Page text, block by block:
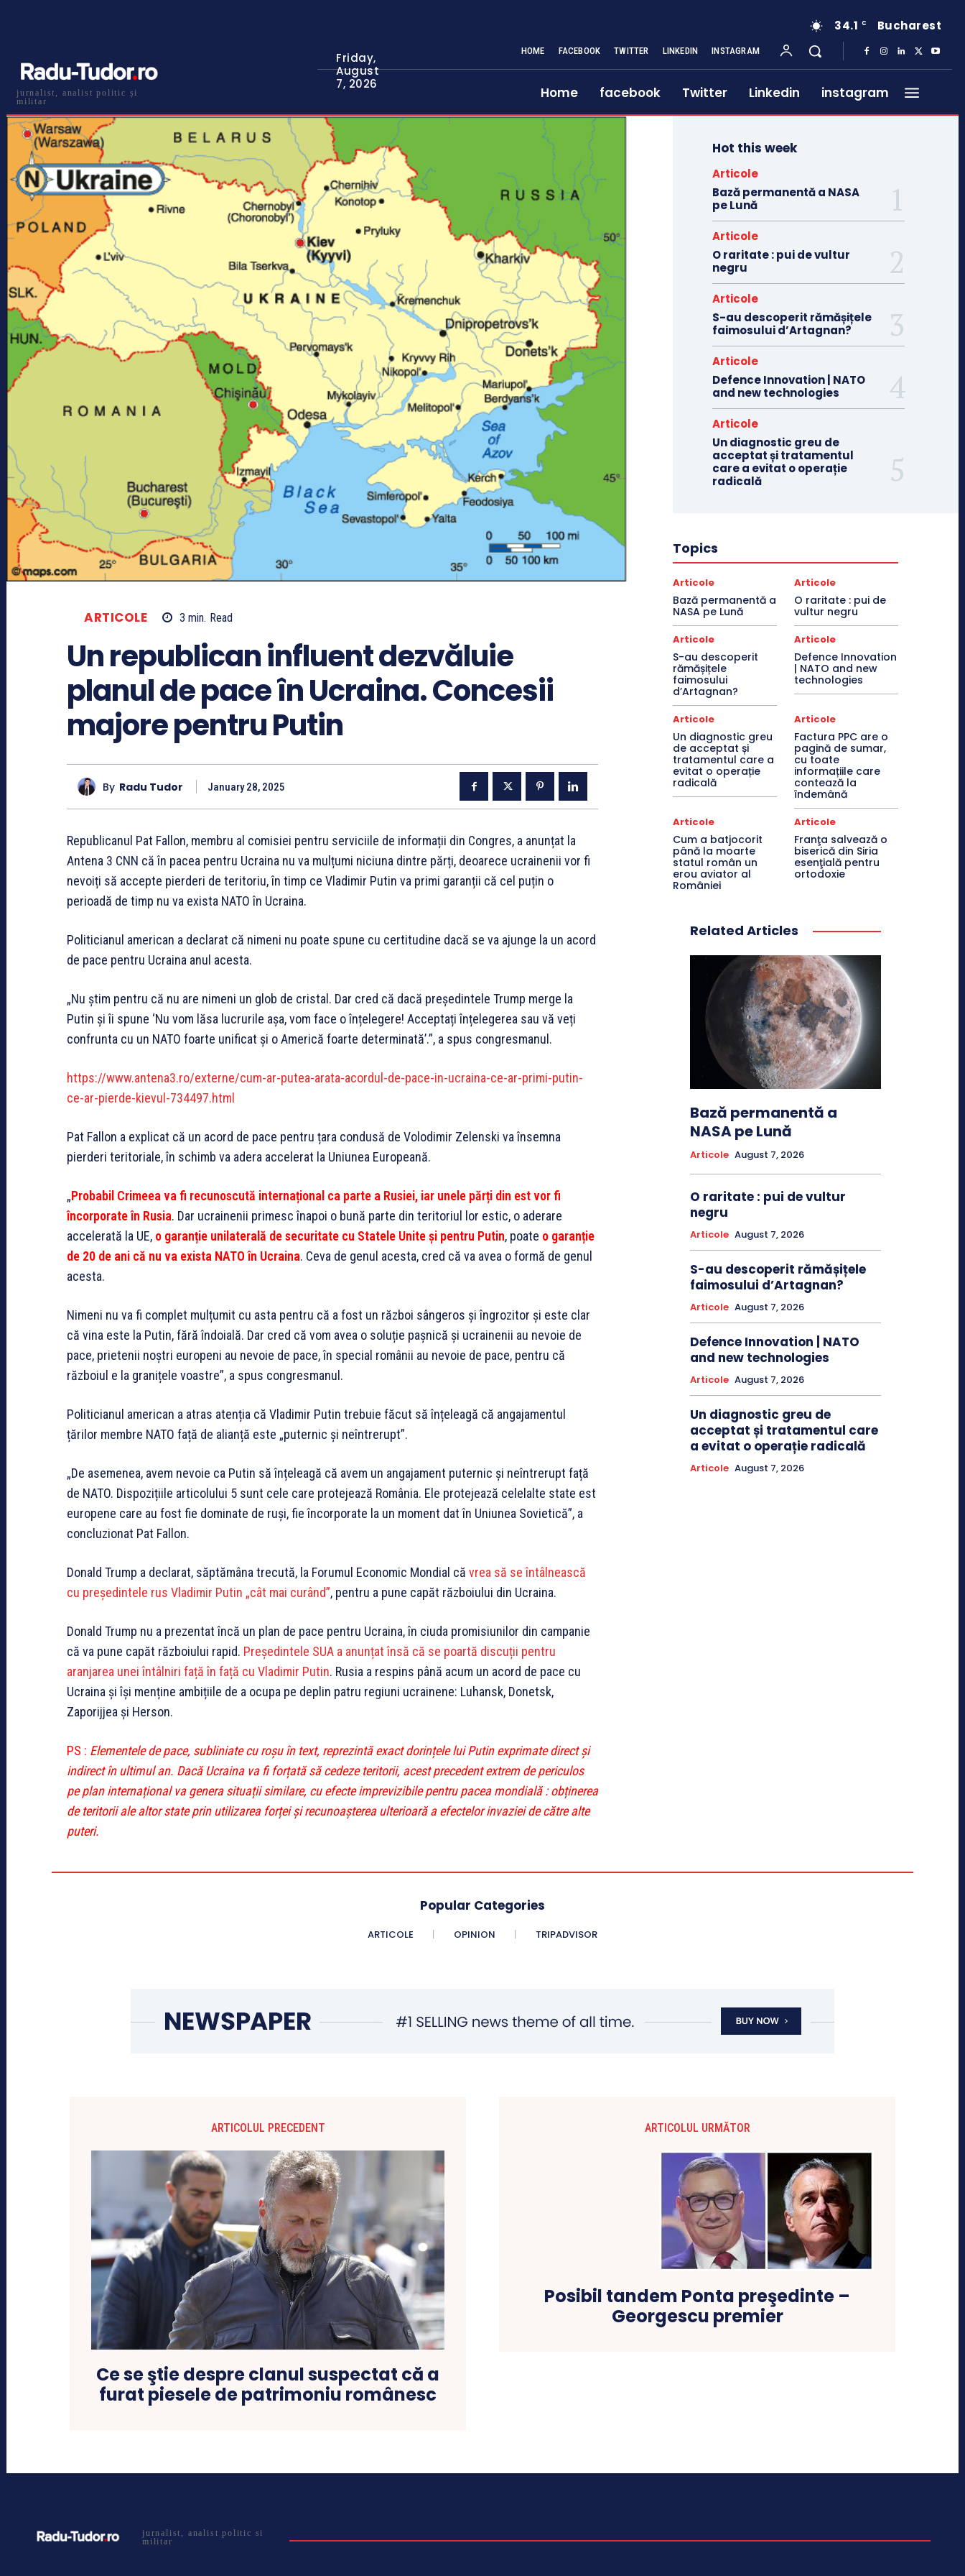
jurnalist, analist politic și
militar
Friday,
August
7, 2026
34.1 C Bucharest
HOME FACEBOOK TWITTER LINKEDIN INSTAGRAM
Home facebook Twitter Linkedin instagram
ARTICOLE 3 min. Read
Un republican influent dezvăluie
planul de pace în Ucraina. Concesii
majore pentru Putin
By Radu Tudor January 28, 2025
Republicanul Pat Fallon, membru al comisiei pentru serviciile de informații din Congres, a anunțat la
Antena 3 CNN că în pacea pentru Ucraina nu va mulțumi niciuna dintre părți, deoarece ucrainenii vor fi
nevoiți să accepte pierderi de teritoriu, în timp ce Vladimir Putin va primi garanții că cel puțin o
perioadă de timp nu va exista NATO în Ucraina.
Politicianul american a declarat că nimeni nu poate spune cu certitudine dacă se va ajunge la un acord
de pace pentru Ucraina anul acesta.
„Nu știm pentru că nu are nimeni un glob de cristal. Dar cred că dacă președintele Trump merge la
Putin și îi spune ‘Nu vom lăsa lucrurile așa, vom face o înțelegere! Acceptați înțelegerea sau vă veți
confrunta cu un NATO foarte unificat și o Americă foarte determinată’.”, a spus congresmanul.
https://www.antena3.ro/externe/cum-ar-putea-arata-acordul-de-pace-in-ucraina-ce-ar-primi-putin-
ce-ar-pierde-kievul-734497.html
Pat Fallon a explicat că un acord de pace pentru țara condusă de Volodimir Zelenski va însemna
pierderi teritoriale, în schimb va adera accelerat la Uniunea Europeană.
„Probabil Crimeea va fi recunoscută internațional ca parte a Rusiei, iar unele părți din est vor fi
încorporate în Rusia. Dar ucrainenii primesc înapoi o bună parte din teritoriul lor estic, o aderare
accelerată la UE, o garanție unilaterală de securitate cu Statele Unite și pentru Putin, poate o garanție
de 20 de ani că nu va exista NATO în Ucraina. Ceva de genul acesta, cred că va avea o formă de genul
acesta.
Nimeni nu va fi complet mulțumit cu asta pentru că a fost un război sângeros și îngrozitor și este clar
că vina este la Putin, fără îndoială. Dar cred că vom avea o soluție pașnică și ucrainenii au nevoie de
pace, prietenii noștri europeni au nevoie de pace, în special românii au nevoie de pace, pentru că
războiul e la granițele voastre”, a spus congresmanul.
Politicianul american a atras atenția că Vladimir Putin trebuie făcut să înțeleagă că angajamentul
țărilor membre NATO față de alianță este „puternic și neîntrerupt”.
„De asemenea, avem nevoie ca Putin să înțeleagă că avem un angajament puternic și neîntrerupt față
de NATO. Dispozițiile articolului 5 sunt cele care protejează România. Ele protejează celelalte state est
europene care au fost fie dominate de ruși, fie încorporate la un moment dat în Uniunea Sovietică”, a
concluzionat Pat Fallon.
Donald Trump a declarat, săptămâna trecută, la Forumul Economic Mondial că vrea să se întâlnească
cu președintele rus Vladimir Putin „cât mai curând”, pentru a pune capăt războiului din Ucraina.
Donald Trump nu a prezentat încă un plan de pace pentru Ucraina, în ciuda promisiunilor din campanie
că va pune capăt războiului rapid. Președintele SUA a anunțat însă că se poartă discuții pentru
aranjarea unei întâlniri față în față cu Vladimir Putin. Rusia a respins până acum un acord de pace cu
Ucraina și își menține ambițiile de a ocupa pe deplin patru regiuni ucrainene: Luhansk, Donetsk,
Zaporijjea și Herson.
PS : Elementele de pace, subliniate cu roșu în text, reprezintă exact dorințele lui Putin exprimate direct și
indirect în ultimul an. Dacă Ucraina va fi forțată să cedeze teritorii, acest precedent extrem de periculos
pe plan internațional va genera situații similare, cu efecte imprevizibile pentru pacea mondială : obținerea
de teritorii ale altor state prin utilizarea forței și recunoașterea ulterioară a efectelor invaziei de către alte
puteri.
Hot this week
Articole
Bază permanentă a NASA
pe Lună
Articole
O raritate : pui de vultur
negru
Articole
S-au descoperit rămășițele
faimosului d’Artagnan?
Articole
Defence Innovation | NATO
and new technologies
Articole
Un diagnostic greu de
acceptat și tratamentul
care a evitat o operație
radicală
Topics
Articole
Bază permanentă a
NASA pe Lună
Articole
O raritate : pui de
vultur negru
Articole
S-au descoperit
rămășițele
faimosului
d’Artagnan?
Articole
Defence Innovation
| NATO and new
technologies
Articole
Un diagnostic greu
de acceptat și
tratamentul care a
evitat o operație
radicală
Articole
Factura PPC are o
pagină de sumar,
cu toate
informațiile care
contează la
îndemână
Articole
Cum a batjocorit
până la moarte
statul român un
erou aviator al
României
Articole
Franţa salvează o
biserică din Siria
esenţială pentru
ortodoxie
Related Articles
Bază permanentă a
NASA pe Lună
Articole August 7, 2026
O raritate : pui de vultur
negru
Articole August 7, 2026
S-au descoperit rămășițele
faimosului d’Artagnan?
Articole August 7, 2026
Defence Innovation | NATO
and new technologies
Articole August 7, 2026
Un diagnostic greu de
acceptat și tratamentul care
a evitat o operație radicală
Articole August 7, 2026
Popular Categories
ARTICOLE OPINION TRIPADVISOR
ARTICOLUL PRECEDENT
Ce se ştie despre clanul suspectat că a
furat piesele de patrimoniu românesc
ARTICOLUL URMĂTOR
Posibil tandem Ponta preşedinte –
Georgescu premier
jurnalist, analist politic si
militar